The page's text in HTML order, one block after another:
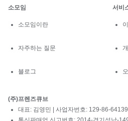
소모임
소모임이란
자주하는 질문
블로그
서비
(주)프렌즈큐브
대표: 김영민 | 사업자번호: 129-86-64139